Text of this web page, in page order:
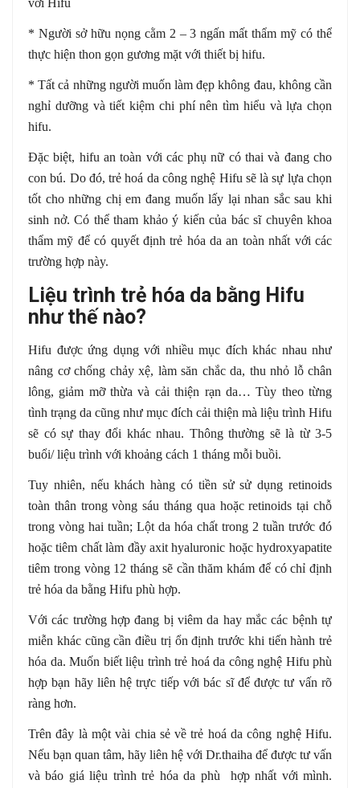
với Hifu
* Người sở hữu nọng cằm 2 – 3 ngấn mất thẩm mỹ có thể
thực hiện thon gọn gương mặt với thiết bị hifu.
* Tất cả những người muốn làm đẹp không đau, không cần
nghỉ dưỡng và tiết kiệm chi phí nên tìm hiểu và lựa chọn
hifu.
Đặc biệt, hifu an toàn với các phụ nữ có thai và đang cho
con bú. Do đó, trẻ hoá da công nghệ Hifu sẽ là sự lựa chọn
tốt cho những chị em đang muốn lấy lại nhan sắc sau khi
sinh nở. Có thể tham khảo ý kiến của bác sĩ chuyên khoa
thẩm mỹ để có quyết định trẻ hóa da an toàn nhất với các
trường hợp này.
Liệu trình trẻ hóa da bằng Hifu
như thế nào?
Hifu được ứng dụng với nhiều mục đích khác nhau như
nâng cơ chống chảy xệ, làm săn chắc da, thu nhỏ lỗ chân
lông, giảm mỡ thừa và cải thiện rạn da… Tùy theo từng
tình trạng da cũng như mục đích cải thiện mà liệu trình Hifu
sẽ có sự thay đổi khác nhau. Thông thường sẽ là từ 3-5
buổi/ liệu trình với khoảng cách 1 tháng mỗi buồi.
Tuy nhiên, nếu khách hàng có tiền sử sử dụng retinoids
toàn thân trong vòng sáu tháng qua hoặc retinoids tại chỗ
trong vòng hai tuần; Lột da hóa chất trong 2 tuần trước đó
hoặc tiêm chất làm đầy axit hyaluronic hoặc hydroxyapatite
tiêm trong vòng 12 tháng sẽ cần thăm khám để có chỉ định
trẻ hóa da bằng Hifu phù hợp.
Với các trường hợp đang bị viêm da hay mắc các bệnh tự
miễn khác cũng cần điều trị ổn định trước khi tiến hành trẻ
hóa da. Muốn biết liệu trình trẻ hoá da công nghệ Hifu phù
hợp bạn hãy liên hệ trực tiếp với bác sĩ để được tư vấn rõ
ràng hơn.
Trên đây là một vài chia sẻ về trẻ hoá da công nghệ Hifu.
Nếu bạn quan tâm, hãy liên hệ với Dr.thaiha để được tư vấn
và báo giá liệu trình trẻ hóa da phù hợp nhất với mình.